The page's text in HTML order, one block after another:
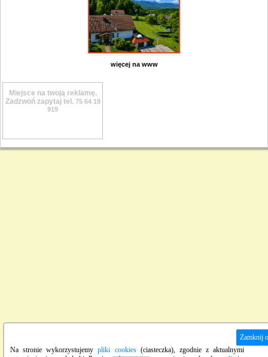
więcej na www
Miejsce na twoją reklamę.
Zadzwoń zapytaj tel. 75 64 19
919
Zamknij
Na stronie wykorzystujemypliki cookies(ciasteczka), zgodnie z aktualnymi